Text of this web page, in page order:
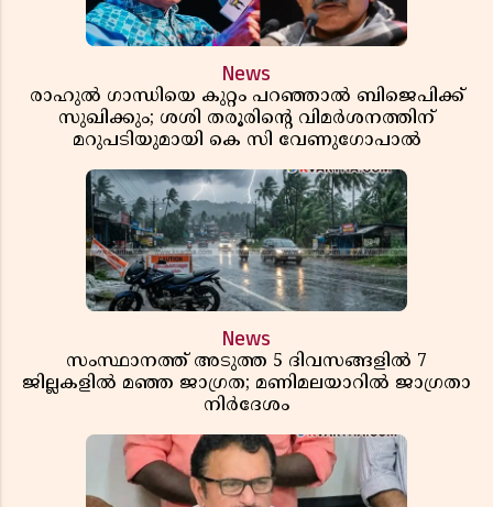
News
രാഹുൽ ഗാന്ധിയെ കുറ്റം പറഞ്ഞാൽ ബിജെപിക്ക്
സുഖിക്കും; ശശി തരൂരിന്റെ വിമർശനത്തിന്
മറുപടിയുമായി കെ സി വേണുഗോപാൽ
News
സംസ്ഥാനത്ത് അടുത്ത 5 ദിവസങ്ങളിൽ 7
ജില്ലകളിൽ മഞ്ഞ ജാഗ്രത; മണിമലയാറിൽ ജാഗ്രതാ
നിർദേശം